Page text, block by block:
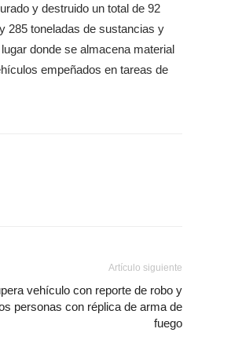
y destruido un total de 92
285 toneladas de sustancias y
donde se almacena material
empeñados en tareas de
Artículo siguiente
vehículo con reporte de robo y
personas con réplica de arma de
fuego